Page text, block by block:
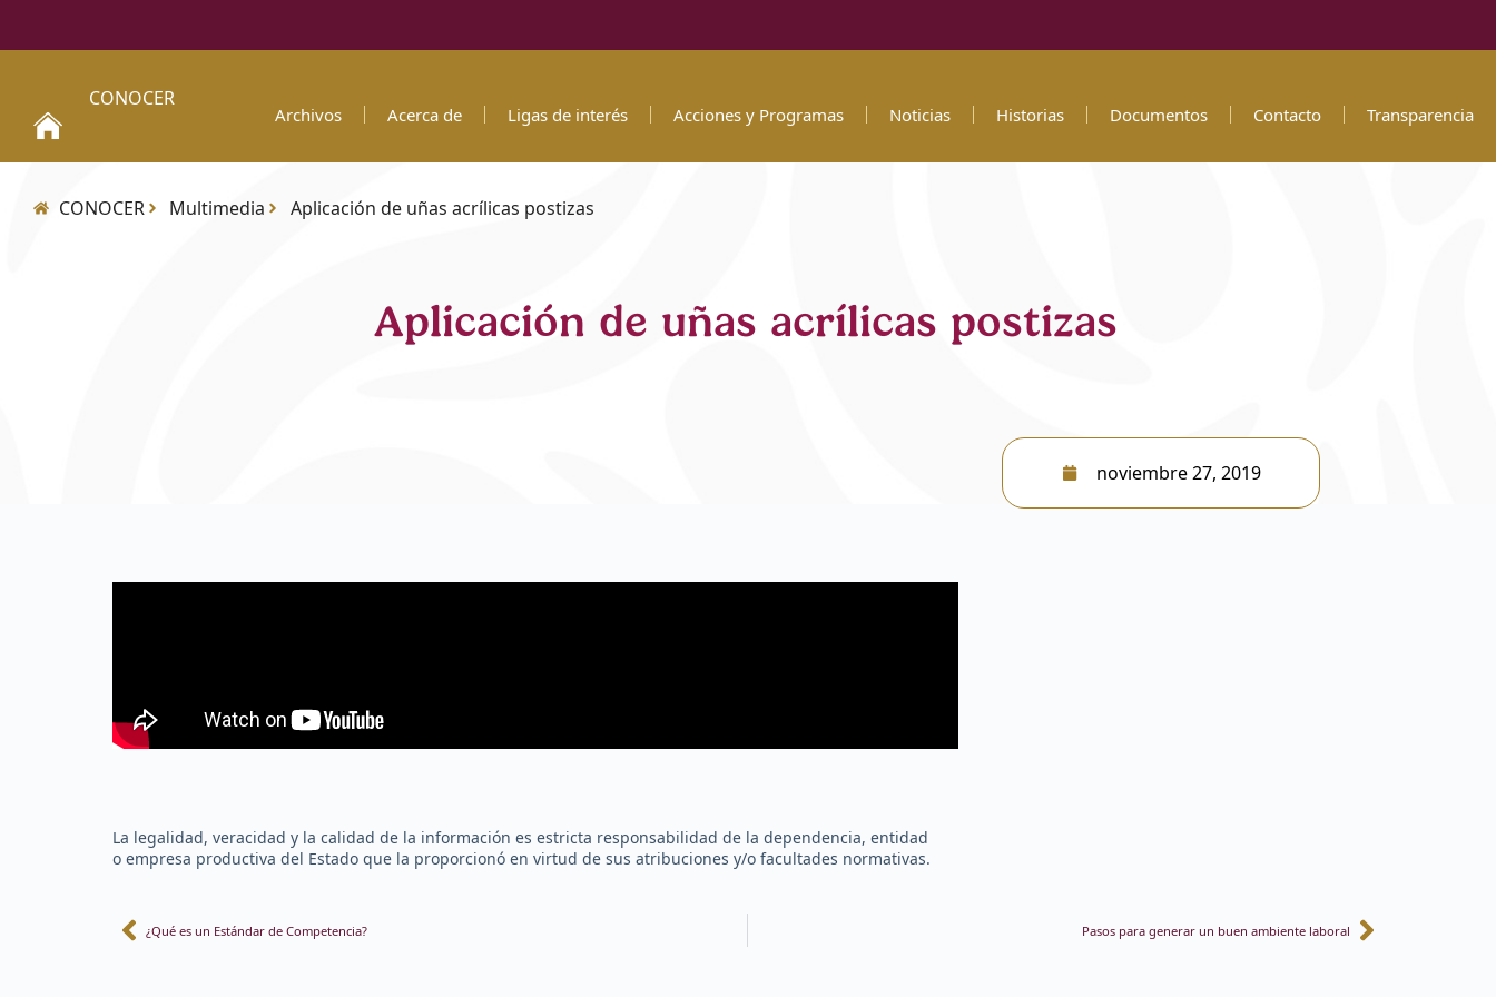
CONOCER
Archivos Acerca de Ligas de interés Acciones y Programas Noticias Historias Documentos Contacto Transparencia
CONOCER Multimedia Aplicación de uñas acrílicas postizas
Aplicación de uñas acrílicas postizas
noviembre 27, 2019
La legalidad, veracidad y la calidad de la información es estricta responsabilidad de la dependencia, entidad
o empresa productiva del Estado que la proporcionó en virtud de sus atribuciones y/o facultades normativas.
¿Qué es un Estándar de Competencia? Pasos para generar un buen ambiente laboral